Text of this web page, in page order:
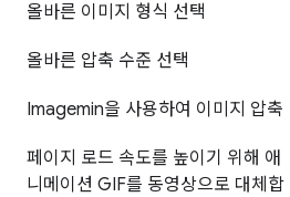
올바른 이미지 형식 선택
올바른 압축 수준 선택
Imagemin을 사용하여 이미지 압축
페이지 로드 속도를 높이기 위해 애
니메이션 GIF를 동영상으로 대체합